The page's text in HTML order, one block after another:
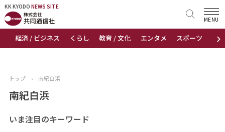
KK KYODO NEWS SITE
›
経済 / ビジネス くらし 教育 / 文化 エンタメ スポーツ 地域
MENU
KK KYODONEWS SITE
トップページ
ニュース
おすすめコンテンツ
トップ › 南紀白浜
南紀白浜
いま注目のキーワード